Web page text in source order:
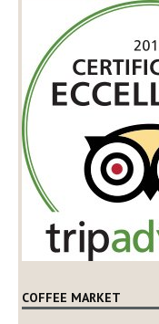
COFFEE MARKET